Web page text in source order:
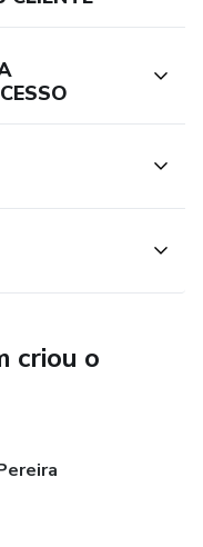
criou o